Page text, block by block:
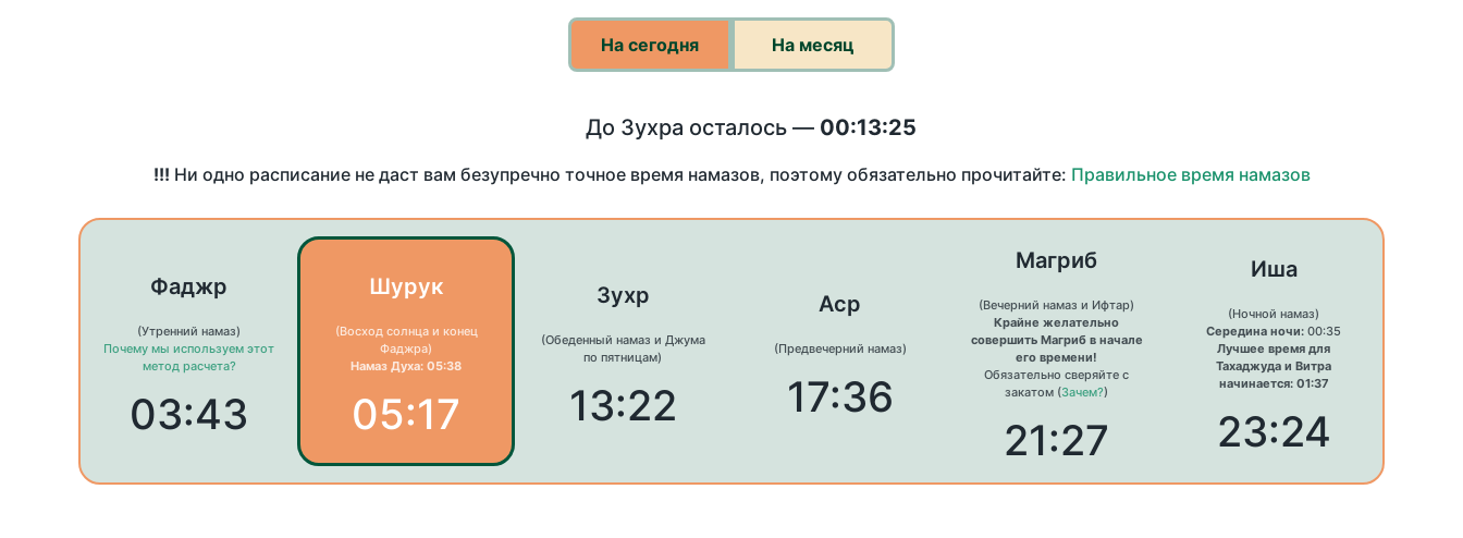
На сегодня На месяц
До Зухра осталось — 00:13:25
!!! Ни одно расписание не даст вам безупречно точное время намазов, поэтому обязательно прочитайте: Правильное время намазов
Фаджр
(Утренний намаз)
Почему мы используем этот
метод расчета?
03:43
Шурук
(Восход солнца и конец
Фаджра)
Намаз Духа: 05:38
05:17
Зухр
(Обеденный намаз и Джума
по пятницам)
13:22
Аср
(Предвечерний намаз)
17:36
Магриб
(Вечерний намаз и Ифтар)
Крайне желательно
совершить Магриб в начале
его времени!
Обязательно сверяйте с
закатом (Зачем?)
21:27
Иша
(Ночной намаз)
Середина ночи: 00:35
Лучшее время для
Тахаджуда и Витра
начинается: 01:37
23:24